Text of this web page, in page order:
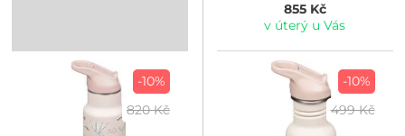
855 Kč
v úterý u Vás
-10%
820 Kč
-10%
499 Kč